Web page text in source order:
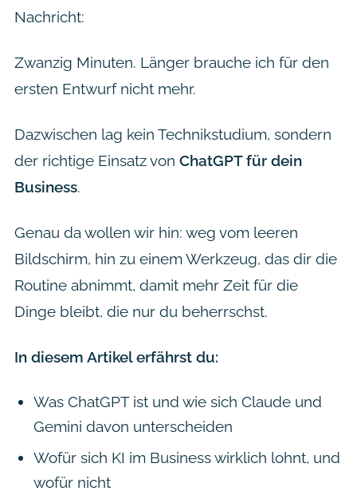
Nachricht:
Zwanzig Minuten. Länger brauche ich für den
ersten Entwurf nicht mehr.
Dazwischen lag kein Technikstudium, sondern
der richtige Einsatz von ChatGPT für dein
Business.
Genau da wollen wir hin: weg vom leeren
Bildschirm, hin zu einem Werkzeug, das dir die
Routine abnimmt, damit mehr Zeit für die
Dinge bleibt, die nur du beherrschst.
In diesem Artikel erfährst du:
Was ChatGPT ist und wie sich Claude und
Gemini davon unterscheiden
Wofür sich KI im Business wirklich lohnt, und
wofür nicht